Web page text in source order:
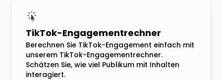
TikTok-Engagementrechner
Berechnen Sie TikTok-Engagement einfach mit
unserem TikTok-Engagementrechner.
Schätzen Sie, wie viel Publikum mit Inhalten
interagiert.